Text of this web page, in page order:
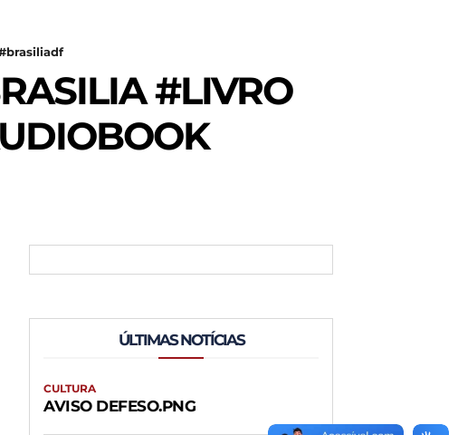
#LIVRO
ÚLTIMAS NOTÍCIAS
CULTURA
AVISO DEFESO.PNG